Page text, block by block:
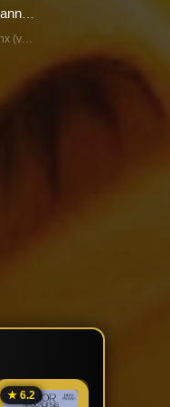
Hannah Waddingham
Jinx (voice)
★ 6.2